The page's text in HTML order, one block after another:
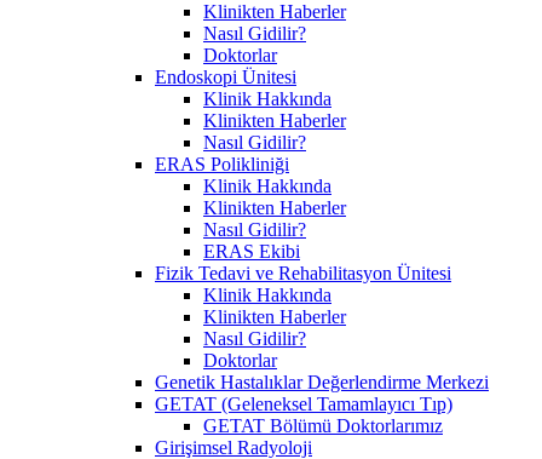
Klinikten Haberler
Nasıl Gidilir?
Doktorlar
Endoskopi Ünitesi
Klinik Hakkında
Klinikten Haberler
Nasıl Gidilir?
ERAS Polikliniği
Klinik Hakkında
Klinikten Haberler
Nasıl Gidilir?
ERAS Ekibi
Fizik Tedavi ve Rehabilitasyon Ünitesi
Klinik Hakkında
Klinikten Haberler
Nasıl Gidilir?
Doktorlar
Genetik Hastalıklar Değerlendirme Merkezi
GETAT (Geleneksel Tamamlayıcı Tıp)
GETAT Bölümü Doktorlarımız
Girişimsel Radyoloji